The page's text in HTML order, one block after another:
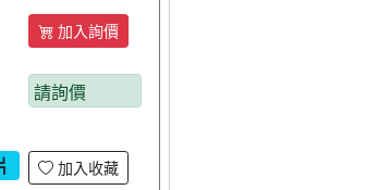
加入詢價
請詢價
加入收藏